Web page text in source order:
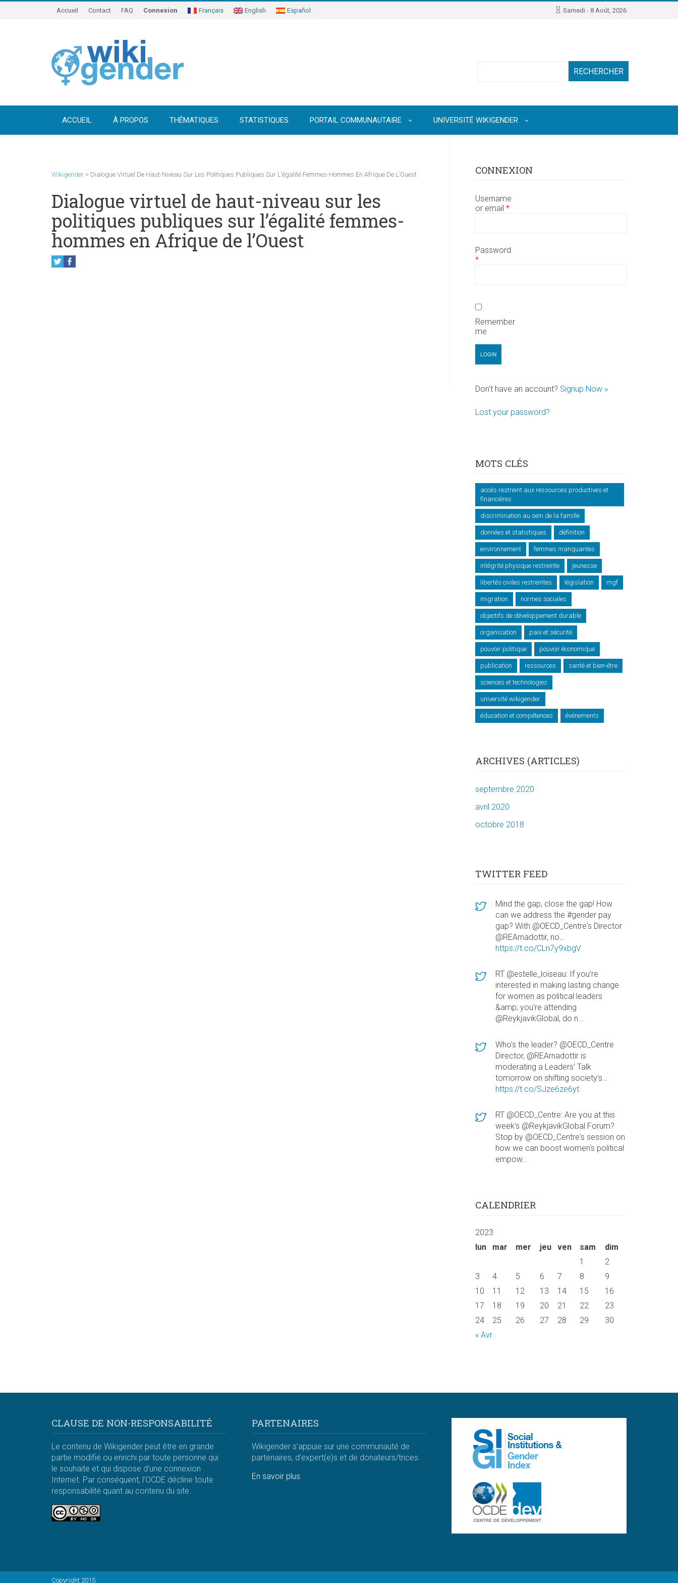
Accueil Contact FAQ Connexion Français English Español Samedi - 8 Août, 2026
ACCUEIL À PROPOS THÉMATIQUES STATISTIQUES PORTAIL COMMUNAUTAIRE UNIVERSITÉ WIKIGENDER
Wikigender > Dialogue Virtuel De Haut-Niveau Sur Les Politiques Publiques Sur L’égalité Femmes-Hommes En Afrique De L’Ouest
Dialogue virtuel de haut-niveau sur les
politiques publiques sur l’égalité femmes-
hommes en Afrique de l’Ouest
CONNEXION
Username
or email *
Password
*
Remember
me
Don't have an account? Signup Now »
Lost your password?
MOTS CLÉS
accès restreint aux ressources productives et
financières
discrimination au sein de la famille
données et statistiques définition
environnement femmes manquantes
intégrité physique restreinte jeunesse
libertés civiles restreintes législation mgf
migration normes sociales
objectifs de développement durable
organisation paix et sécurité
pouvoir politique pouvoir économique
publication ressources santé et bien-être
sciences et technologies
université wikigender
éducation et compétences événements
ARCHIVES (ARTICLES)
septembre 2020
avril 2020
octobre 2018
TWITTER FEED
Mind the gap, close the gap! How
can we address the #gender pay
gap? With @OECD_Centre's Director
@REArnadottir, no…
https://t.co/CLn7y9xbgV
RT @estelle_loiseau: If you're
interested in making lasting change
for women as political leaders
&amp; you're attending
@ReykjavikGlobal, do n…
Who's the leader? @OECD_Centre
Director, @REArnadottir is
moderating a Leaders' Talk
tomorrow on shifting society's…
https://t.co/SJze6ze6yt
RT @OECD_Centre: Are you at this
week's @ReykjavikGlobal Forum?
Stop by @OECD_Centre's session on
how we can boost women's political
empow…
CALENDRIER
2023
lun
mar mer jeu ven sam dim
« Avr
1
2
3
4 5 6 7 8
9
10
11 12 13 14 15
16
17
18 19 20 21 22
23
24
25 26 27 28 29 30
CLAUSE DE NON-RESPONSABILITÉ
Le contenu de Wikigender peut être en grande
partie modifié ou enrichi par toute personne qui
le souhaite et qui dispose d’une connexion
Internet. Par conséquent, l’OCDE décline toute
responsabilité quant au contenu du site.
PARTENAIRES
Wikigender s’appuie sur une communauté de
partenaires, d’expert(e)s et de donateurs/trices.
En savoir plus
Copyright 2015